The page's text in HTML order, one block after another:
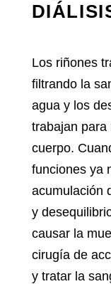
Los riñones
filtrando la
agua y los
trabajan para
cuerpo.
funciones ya
acumulación
y
causar la
cirugía de
y tratar la